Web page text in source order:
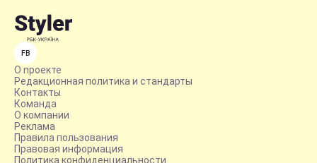
FB
О проекте
Редакционная политика и стандарты
Контакты
Команда
О компании
Реклама
Правила пользования
Правовая информация
Политика конфиденциальности